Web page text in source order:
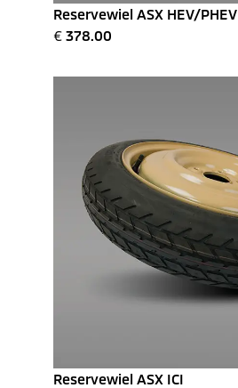
Reservewiel ASX HEV/PHEV
€ 378.00
Reservewiel ASX ICI